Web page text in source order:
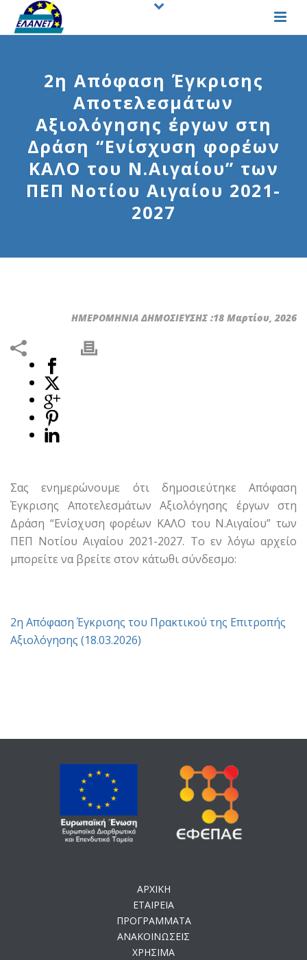
2η Απόφαση Έγκρισης
Αποτελεσμάτων
Αξιολόγησης έργων στη
Δράση “Ενίσχυση φορέων
ΚΑΛΟ του Ν.Αιγαίου” των
ΠΕΠ Νοτίου Αιγαίου 2021-
2027
ΗΜΕΡΟΜΗΝΙΑ ΔΗΜΟΣΙΕΥΣΗΣ :18 Μαρτίου, 2026
Σας ενημερώνουμε ότι δημοσιεύτηκε Απόφαση
Έγκρισης Αποτελεσμάτων Αξιολόγησης έργων στη
Δράση “Ενίσχυση φορέων ΚΑΛΟ του Ν.Αιγαίου” των
ΠΕΠ Νοτίου Αιγαίου 2021-2027. Το εν λόγω αρχείο
μπορείτε να βρείτε στον κάτωθι σύνδεσμο:
2η Απόφαση Έγκρισης του Πρακτικού της Επιτροπής
Αξιολόγησης (18.03.2026)
ΑΡΧΙΚΗ
ΕΤΑΙΡΕΙΑ
ΠΡΟΓΡΑΜΜΑΤΑ
ΑΝΑΚΟΙΝΩΣΕΙΣ
ΧΡΗΣΙΜΑ